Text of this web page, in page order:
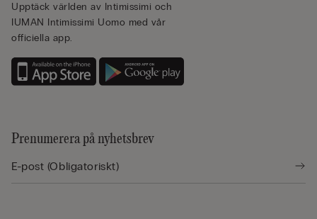
Upptäck världen av Intimissimi och
IUMAN Intimissimi Uomo med vår
officiella app.
Prenumerera på nyhetsbrev